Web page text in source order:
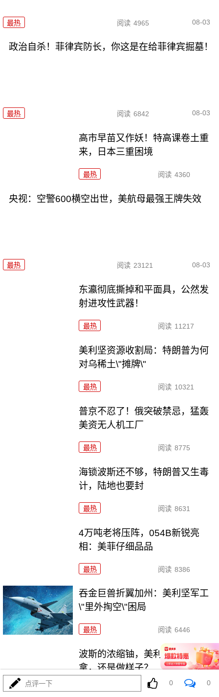
最热 阅读 4965 08-03
政治自杀！菲律宾防长，你这是在给菲律宾掘墓！
最热 阅读 6842 08-03
高市早苗又作妖！特高课卷土重
来，日本三重困境
最热 阅读 4360
央视：空警600横空出世，美航母最强王牌失效
最热 阅读 23121 08-03
东瀛彻底撕掉和平面具，公然发
射进攻性武器！
最热 阅读 11217
美利坚资源收割局：特朗普为何
对乌稀土\"摊牌\"
最热 阅读 10321
普京不忍了！俄突破禁忌，猛轰
美资无人机工厂
最热 阅读 8775
海锁波斯还不够，特朗普又生毒
计，陆地也要封
最热 阅读 8631
4万吨老将压阵，054B新锐亮
相：美菲仔细品品
最热 阅读 8386
吞金巨兽折翼加州：美利坚军工
\"里外掏空\"困局
最热 阅读 6446
波斯的浓缩铀，美利坚是真想
拿，还是做样子？
最热
点评一下 0 0